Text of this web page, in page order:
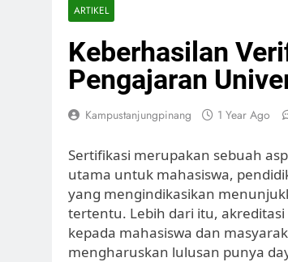
ARTIKEL
Keberhasilan
Pengajaran
Kampustanjungpinang 1 Year Ago
Sertifikasi merupakan sebuah
utama untuk mahasiswa,
yang mengindikasikan
tertentu. Lebih dari itu,
kepada mahasiswa dan
mengharuskan lulusan punya